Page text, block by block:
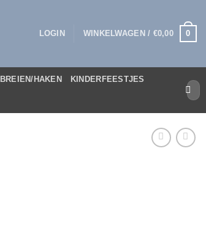
LOGIN WINKELWAGEN / €0,00 0
BREIEN/HAKEN KINDERFEESTJES
naar: